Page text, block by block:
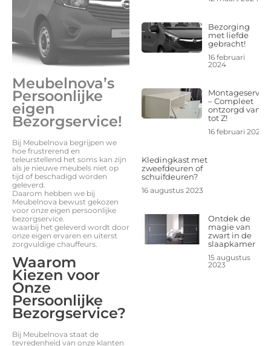
Meubelnova’s
Persoonlijke
eigen
Bezorgservice!
Bij Meubelnova begrijpen we
hoe frustrerend en
teleurstellend het soms kan zijn
als je nieuwe meubels niet op
tijd of beschadigd worden
geleverd.
Daarom hebben we bij
Meubelnova bewust gekozen
voor onze eigen persoonlijke
bezorgservice.
waarbij het geleverd wordt door
onze eigen ervaren en uiterst
zorgvuldige chauffeurs.
Waarom
Kiezen voor
Onze
Persoonlijke
Bezorgservice?
Bij Meubelnova staat de
tevredenheid van onze klanten
Bezorging
met liefde
gebracht!
16 februari
2024
Montageservice
– Compleet
ontzorgd van A
tot Z!
16 februari 2024
Kledingkast met
zweefdeuren of
schuifdeuren?
16 augustus 2023
Ontdek de
magie van
zwart in de
slaapkamer
15 augustus
2023